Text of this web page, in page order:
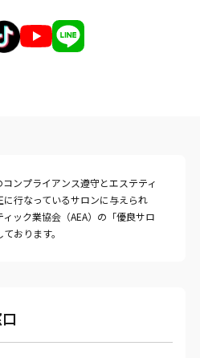
ンプライアンス遵守とエステティ
に行なっているサロンに与えられ
ック業協会（AEA）の「優良サロ
おります。